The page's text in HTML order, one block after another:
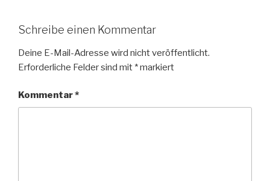
Schreibe einen Kommentar
Deine E-Mail-Adresse wird nicht veröffentlicht.
Erforderliche Felder sind mit *markiert
Kommentar*